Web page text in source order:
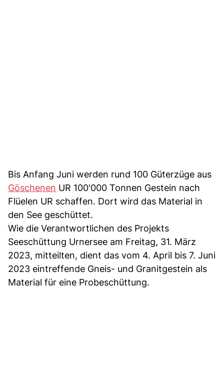
Bis Anfang Juni werden rund 100 Güterzüge aus
Göschenen UR 100'000 Tonnen Gestein nach
Flüelen UR schaffen. Dort wird das Material in
den See geschüttet.
Wie die Verantwortlichen des Projekts
Seeschüttung Urnersee am Freitag, 31. März
2023, mitteilten, dient das vom 4. April bis 7. Juni
2023 eintreffende Gneis- und Granitgestein als
Material für eine Probeschüttung.